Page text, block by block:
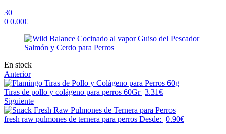
30
0 0.00€
Availability:
En stock
Anterior
Tiras de pollo y colágeno para perros 60Gr 3.31€
Siguiente
fresh raw pulmones de ternera para perros Desde: 0.90€